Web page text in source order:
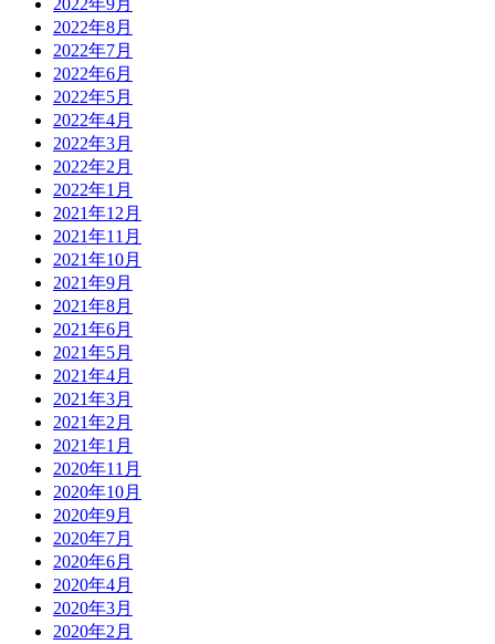
2022年9月
2022年8月
2022年7月
2022年6月
2022年5月
2022年4月
2022年3月
2022年2月
2022年1月
2021年12月
2021年11月
2021年10月
2021年9月
2021年8月
2021年6月
2021年5月
2021年4月
2021年3月
2021年2月
2021年1月
2020年11月
2020年10月
2020年9月
2020年7月
2020年6月
2020年4月
2020年3月
2020年2月